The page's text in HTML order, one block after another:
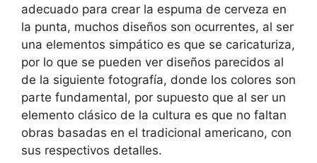
adecuado para crear la espuma de cerveza en
la punta, muchos diseños son ocurrentes, al ser
una elementos simpático es que se caricaturiza,
por lo que se pueden ver diseños parecidos al
de la siguiente fotografía, donde los colores son
parte fundamental, por supuesto que al ser un
elemento clásico de la cultura es que no faltan
obras basadas en el tradicional americano, con
sus respectivos detalles.